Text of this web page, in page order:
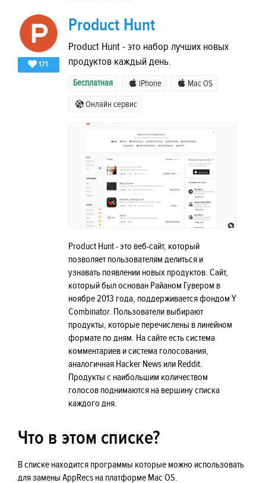
171
Product Hunt
Product Hunt - это набор лучших новых
продуктов каждый день.
Бесплатная iPhone Mac OS
Онлайн сервис
Product Hunt - это веб-сайт, который
позволяет пользователям делиться и
узнавать появлении новых продуктов. Сайт,
который был основан Райаном Гувером в
ноябре 2013 года, поддерживается фондом Y
Combinator. Пользователи выбирают
продукты, которые перечислены в линейном
формате по дням. На сайте есть система
комментариев и система голосования,
аналогичная Hacker News или Reddit.
Продукты с наибольшим количеством
голосов поднимаются на вершину списка
каждого дня.
Что в этом списке?
В списке находится программы которые можно использовать
для замены AppRecs на платформе Mac OS.